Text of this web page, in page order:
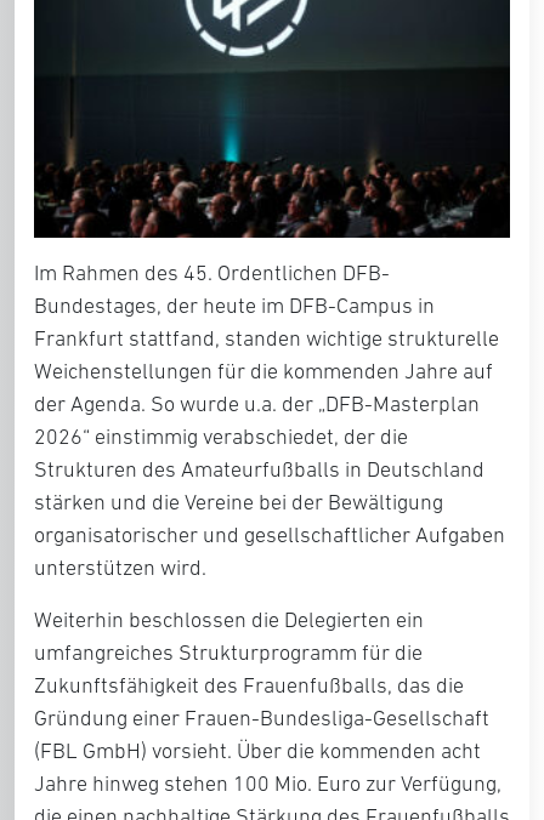
Im Rahmen des 45. Ordentlichen DFB-
Bundestages, der heute im DFB-Campus in
Frankfurt stattfand, standen wichtige strukturelle
Weichenstellungen für die kommenden Jahre auf
der Agenda. So wurde u.a. der „DFB-Masterplan
2026“ einstimmig verabschiedet, der die
Strukturen des Amateurfußballs in Deutschland
stärken und die Vereine bei der Bewältigung
organisatorischer und gesellschaftlicher Aufgaben
unterstützen wird.
Weiterhin beschlossen die Delegierten ein
umfangreiches Strukturprogramm für die
Zukunftsfähigkeit des Frauenfußballs, das die
Gründung einer Frauen-Bundesliga-Gesellschaft
(FBL GmbH) vorsieht. Über die kommenden acht
Jahre hinweg stehen 100 Mio. Euro zur Verfügung,